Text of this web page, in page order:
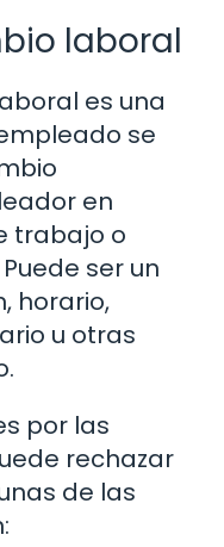
laboral
es una
se
en
trabajo o
ser un
horario,
u otras
por las
rechazar
de las